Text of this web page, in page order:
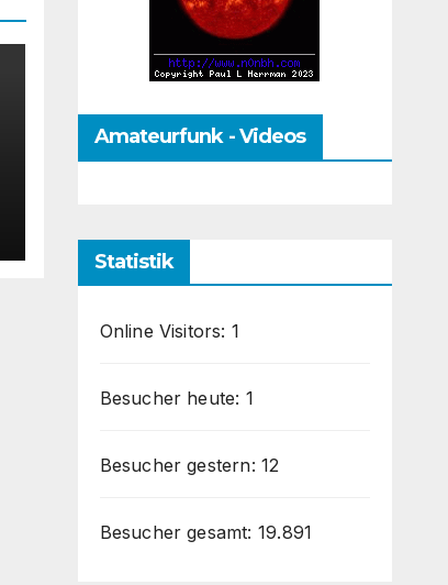
Amateurfunk - Videos
Statistik
Online Visitors: 1
Besucher heute: 1
Besucher gestern:12
Besucher gesamt: 19.891